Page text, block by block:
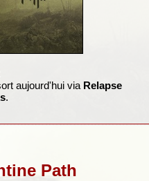
aujourd'hui via Relapse
.
Path